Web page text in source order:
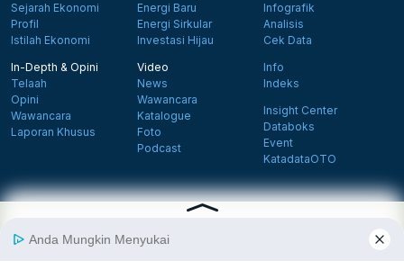
Sejarah Ekonomi
Profil
Istilah Ekonomi
Energi Baru
Energi Sirkular
Investasi Hijau
Infografik
Analisis
Cek Data
In-Depth & Opini
Telaah
Opini
Wawancara
Laporan Khusus
Video
News
Wawancara
Katalogue
Foto
Podcast
Info
Indeks
Insight Center
Databoks
Event
KatadataOTO